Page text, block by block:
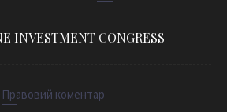
INVESTMENT CONGRESS
Правовий коментар